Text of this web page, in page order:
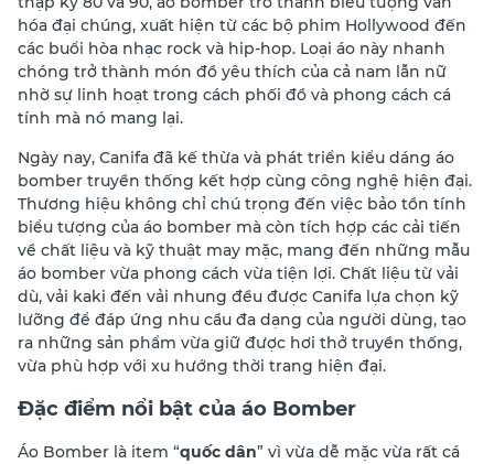
hóa đại chúng, xuất hiện từ các bộ phim Hollywood đến
các buổi hòa nhạc rock và hip-hop. Loại áo này nhanh
chóng trở thành món đồ yêu thích của cả nam lẫn nữ
nhờ sự linh hoạt trong cách phối đồ và phong cách cá
tính mà nó mang lại.
Ngày nay, Canifa đã kế thừa và phát triển kiểu dáng áo
bomber truyền thống kết hợp cùng công nghệ hiện đại.
Thương hiệu không chỉ chú trọng đến việc bảo tồn tính
biểu tượng của áo bomber mà còn tích hợp các cải tiến
về chất liệu và kỹ thuật may mặc, mang đến những mẫu
áo bomber vừa phong cách vừa tiện lợi. Chất liệu từ vải
dù, vải kaki đến vải nhung đều được Canifa lựa chọn kỹ
lưỡng để đáp ứng nhu cầu đa dạng của người dùng, tạo
ra những sản phẩm vừa giữ được hơi thở truyền thống,
vừa phù hợp với xu hướng thời trang hiện đại.
Đặc điểm nổi bật của áo Bomber
Áo Bomber là item “quốc dân” vì vừa dễ mặc vừa rất cá